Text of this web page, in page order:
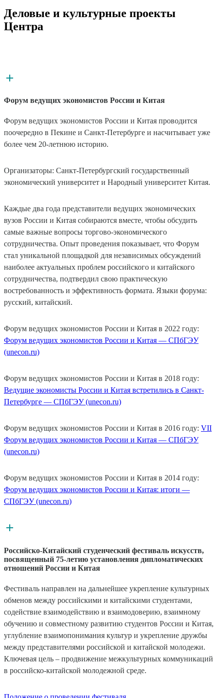
Деловые и культурные проекты
Центра
Форум ведущих экономистов России и Китая
Форум ведущих экономистов России и Китая проводится
поочередно в Пекине и Санкт-Петербурге и насчитывает уже
более чем 20-летнюю историю.
Организаторы: Санкт-Петербургский государственный
экономический университет и Народный университет Китая.
Каждые два года представители ведущих экономических
вузов России и Китая собираются вместе, чтобы обсудить
самые важные вопросы торгово-экономического
сотрудничества. Опыт проведения показывает, что Форум
стал уникальной площадкой для независимых обсуждений
наиболее актуальных проблем российского и китайского
сотрудничества, подтвердил свою практическую
востребованность и эффективность формата. Языки форума:
русский, китайский.
Форум ведущих экономистов России и Китая в 2022 году:
Форум ведущих экономистов России и Китая — СПбГЭУ
(unecon.ru)
Форум ведущих экономистов России и Китая в 2018 году:
Ведущие экономисты России и Китая встретились в Санкт-
Петербурге — СПбГЭУ (unecon.ru)
Форум ведущих экономистов России и Китая в 2016 году: VII
Форум ведущих экономистов России и Китая — СПбГЭУ
(unecon.ru)
Форум ведущих экономистов России и Китая в 2014 году:
Форум ведущих экономистов России и Китая: итоги —
СПбГЭУ (unecon.ru)
Российско-Китайский студенческий фестиваль искусств,
посвященный 75-летию установления дипломатических
отношений России и Китая
Фестиваль направлен на дальнейшее укрепление культурных
обменов между российскими и китайскими студентами,
содействие взаимодействию и взаимодоверию, взаимному
обучению и совместному развитию студентов России и Китая,
углубление взаимопонимания культур и укрепление дружбы
между представителями российской и китайской молодежи.
Ключевая цель – продвижение межкультурных коммуникаций
в российско-китайской молодежной среде.